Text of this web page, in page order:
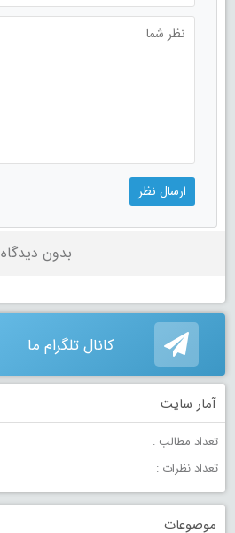
بدون دیدگاه
کانال تلگرام ما
آمار سایت
تعداد مطالب :
تعداد نظرات :
موضوعات